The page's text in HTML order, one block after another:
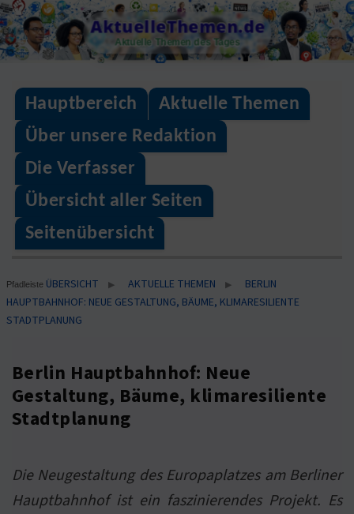
Skip
to
content
AktuelleThemen.de
Aktuelle Themen des Tages
Hauptbereich
Aktuelle Themen
Über unsere Redaktion
Die Verfasser
Übersicht aller Seiten
Seitenübersicht
Pfadleiste ÜBERSICHT ▶ AKTUELLE THEMEN ▶
BERLIN
HAUPTBAHNHOF: NEUE GESTALTUNG, BÄUME, KLIMARESILIENTE
STADTPLANUNG
Berlin Hauptbahnhof: Neue
Gestaltung, Bäume, klimaresiliente
Stadtplanung
Die Neugestaltung des Europaplatzes am Berliner
Hauptbahnhof ist ein faszinierendes Projekt. Es